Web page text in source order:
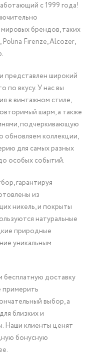
с 1999 года!
брендов, таких
Polina Firenze, Alcozer,
представлен широкий
по вкусу. У нас вы
в винтажном стиле,
шарм, а также
подчеркивающую
обновляем коллекции,
для самых разных
особых событий.
гарантируя
из
никель, и покрыты
натуральные
природные
уникальным
бесплатную доставку
примерить
выбор, а
близких и
Наши клиенты ценят
бонусную